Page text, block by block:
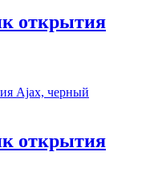
открытия
открытия